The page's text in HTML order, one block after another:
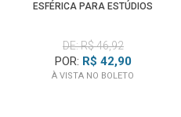
ESFÉRICA PARA ESTÚDIOS
DE: R$ 46,92
POR: R$ 42,90
À VISTA NO BOLETO